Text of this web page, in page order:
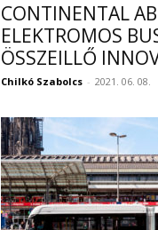
CONTINENTAL
ELEKTROMOS
ÖSSZEILLŐ
Chilkó Szabolcs - 2021. 06. 08.